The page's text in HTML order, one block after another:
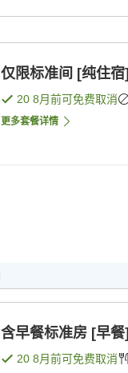
仅限标准间 [纯住宿]
20 8月前可免费取消
更多套餐详情
含早餐标准房 [早餐]
20 8月前可免费取消